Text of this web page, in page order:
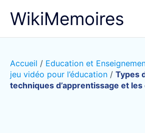
WikiMemoires
Accueil / Education et
jeu vidéo pour l’éducation / Types
techniques d’apprentissage et